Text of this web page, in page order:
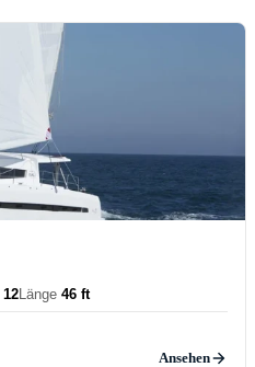
12Länge 46 ft
Ansehen